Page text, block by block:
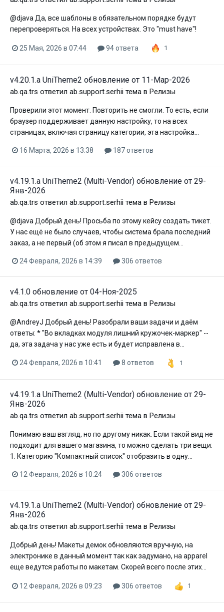
@djava Да, все шаблоны в обязательном порядке будут
перепроверяться. На всех устройствах. Это "must have"!
25 Мая, 2026 в 07:44 94 ответа 1
v4.20.1.a UniTheme2 обновление от 11-Мар-2026
ab.qa.trs ответил ab.support.serhii тема в Релизы
Проверили этот момент. Повторить не смогли. То есть, если
браузер поддерживает данную настройку, то на всех
страницах, включая страницу категории, эта настройка...
16 Марта, 2026 в 13:38 187 ответов
v4.19.1.a UniTheme2 (Multi-Vendor) обновление от 29-
Янв-2026
ab.qa.trs ответил ab.support.serhii тема в Релизы
@djava Добрый день! Просьба по этому кейсу создать тикет.
У нас ещё не было случаев, чтобы система брала последний
заказ, а не первый (об этом я писал в предыдущем...
24 Февраля, 2026 в 14:39 306 ответов
v4.1.0 обновление от 04-Ноя-2025
ab.qa.trs ответил ab.support.serhii тема в Релизы
@AndreyJ Добрый день! Разобрали ваши задачи и даём
ответы: * "Во вкладках модуля лишний кружочек-маркер" --
да, эта задача у нас уже есть и будет исправлена в...
24 Февраля, 2026 в 10:41 8 ответов 1
v4.19.1.a UniTheme2 (Multi-Vendor) обновление от 29-
Янв-2026
ab.qa.trs ответил ab.support.serhii тема в Релизы
Понимаю ваш взгляд, но по другому никак. Если такой вид не
подходит для вашего магазина, то можно сделать три вещи:
1. Категорию "Компактный список" отобразить в одну...
12 Февраля, 2026 в 10:24 306 ответов
v4.19.1.a UniTheme2 (Multi-Vendor) обновление от 29-
Янв-2026
ab.qa.trs ответил ab.support.serhii тема в Релизы
Добрый день! Макеты демок обновляются вручную, на
электронике в данный момент так как задумано, на apparel
еще ведутся работы по макетам. Скорей всего после этих...
12 Февраля, 2026 в 09:23 306 ответов 1